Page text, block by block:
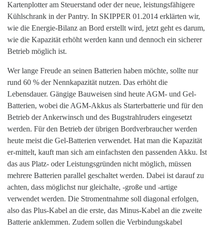
Kartenplotter am Steuerstand oder der neue, leistungsfähigere
Kühlschrank in der Pantry. In SKIPPER 01.2014 erklärten wir,
wie die Energie-Bilanz an Bord erstellt wird, jetzt geht es darum,
wie die Kapazität erhöht werden kann und dennoch ein sicherer
Betrieb möglich ist.
Wer lange Freude an seinen Batterien haben möchte, sollte nur
rund 60 % der Nennkapazität nutzen. Das erhöht die
Lebensdauer. Gängige Bauweisen sind heute AGM- und Gel-
Batterien, wobei die AGM-Akkus als Starterbatterie und für den
Betrieb der Ankerwinsch und des Bugstrahlruders eingesetzt
werden. Für den Betrieb der übrigen Bordverbraucher werden
heute meist die Gel-Batterien verwendet. Hat man die Kapazität
er-mittelt, kauft man sich am einfachsten den passenden Akku. Ist
das aus Platz- oder Leistungsgründen nicht möglich, müssen
mehrere Batterien parallel geschaltet werden. Dabei ist darauf zu
achten, dass möglichst nur gleichalte, -große und -artige
verwendet werden. Die Stromentnahme soll diagonal erfolgen,
also das Plus-Kabel an die erste, das Minus-Kabel an die zweite
Batterie anklemmen. Zudem sollen die Verbindungskabel